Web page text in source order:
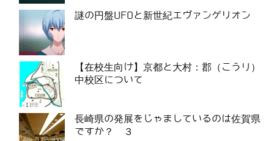
謎の円盤UFOと新世紀エヴァンゲリオン
【在校生向け】京都と大村：郡（こうり）
中校区について
長崎県の発展をじゃましているのは佐賀県
ですか？ ３